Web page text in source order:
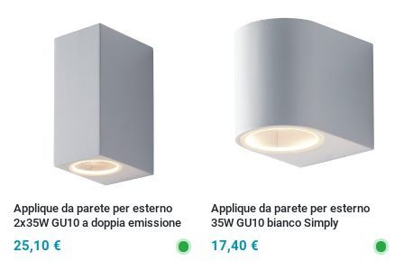
Applique da parete per esterno
2x35W GU10 a doppia emissione
25,10 €
Applique da parete per esterno
35W GU10 bianco Simply
17,40 €